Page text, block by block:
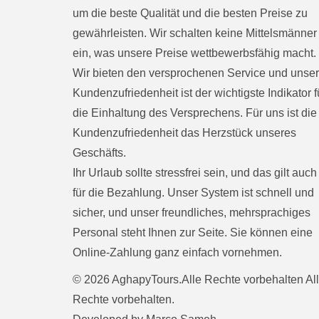
um die beste Qualität und die besten Preise zu
gewährleisten. Wir schalten keine Mittelsmänner
ein, was unsere Preise wettbewerbsfähig macht.
Wir bieten den versprochenen Service und
Kundenzufriedenheit ist der wichtigste Indikator
die Einhaltung des Versprechens. Für uns ist die
Kundenzufriedenheit das Herzstück unseres
Geschäfts.
Ihr Urlaub sollte stressfrei sein, und das gilt auch
für die Bezahlung. Unser System ist schnell und
sicher, und unser freundliches, mehrsprachiges
Personal steht Ihnen zur Seite. Sie können eine
Online-Zahlung ganz einfach vornehmen.
© 2026 AghapyTours.Alle Rechte vorbehalten
Rechte vorbehalten.